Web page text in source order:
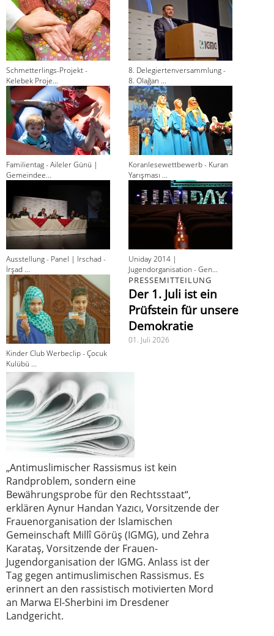
Schmetterlings-Projekt -
Kelebek Proje...
8. Delegiertenversammlung -
8. Olağan ...
Familientag - Aileler Günü |
Gemeindee...
Koranlesewettbewerb - Kuran
Yarışması ...
Ausstellung - Panel | Irschad -
İrşad ...
Uniday 2014 |
Jugendorganisation - Gen...
Kinder Club Werbeclip - Çocuk
Kulübü ...
PRESSEMITTEILUNG
Der 1. Juli ist ein
Prüfstein für unsere
Demokratie
01. Juli 2026
„Antimuslimischer Rassismus ist kein
Randproblem, sondern eine
Bewährungsprobe für den Rechtsstaat“,
erklären Aynur Handan Yazıcı, Vorsitzende der
Frauenorganisation der Islamischen
Gemeinschaft Millî Görüş (IGMG), und Zehra
Karataş, Vorsitzende der Frauen-
Jugendorganisation der IGMG. Anlass ist der
Tag gegen antimuslimischen Rassismus. Es
erinnert an den rassistisch motivierten Mord
an Marwa El-Sherbini im Dresdener
Landgericht.